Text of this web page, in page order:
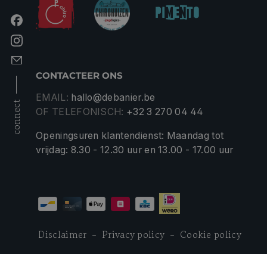
connect
CONTACTEER ONS
EMAIL: hallo@debanier.be
OF TELEFONISCH: +32 3 270 04 44
Openingsuren klantendienst: Maandag tot
vrijdag: 8.30 - 12.30 uur en 13.00 - 17.00 uur
Disclaimer Privacy policy Cookie policy